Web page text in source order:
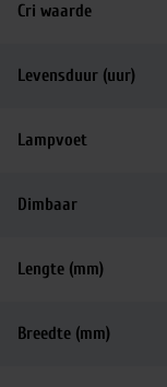
Cri waarde
Levensduur (uur)
Lampvoet
Dimbaar
Lengte (mm)
Breedte (mm)